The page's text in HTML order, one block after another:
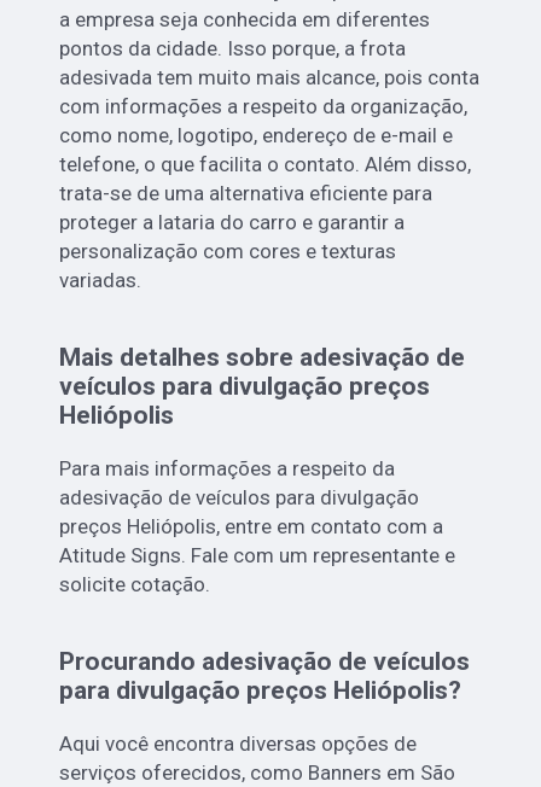
a empresa seja conhecida em diferentes
pontos da cidade. Isso porque, a frota
adesivada tem muito mais alcance, pois conta
com informações a respeito da organização,
como nome, logotipo, endereço de e-mail e
telefone, o que facilita o contato. Além disso,
trata-se de uma alternativa eficiente para
proteger a lataria do carro e garantir a
personalização com cores e texturas
variadas.
Mais detalhes sobre adesivação de
veículos para divulgação preços
Heliópolis
Para mais informações a respeito da
adesivação de veículos para divulgação
preços Heliópolis, entre em contato com a
Atitude Signs. Fale com um representante e
solicite cotação.
Procurando adesivação de veículos
para divulgação preços Heliópolis?
Aqui você encontra diversas opções de
serviços oferecidos, como Banners em São